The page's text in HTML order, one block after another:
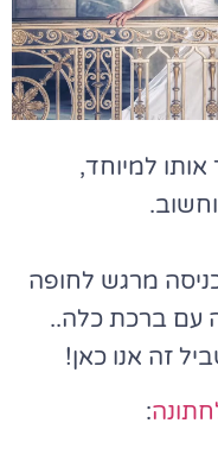
למיוחד,
מרגש לחופה
עם ברכת כלה..
זה אנו כאן!
: